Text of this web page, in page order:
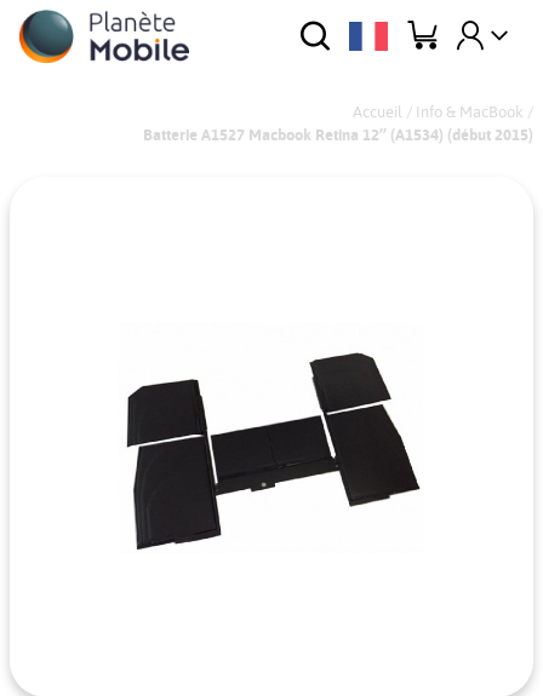
Accueil / Info & MacBook /
Batterie A1527 Macbook Retina 12’’ (A1534) (début 2015)